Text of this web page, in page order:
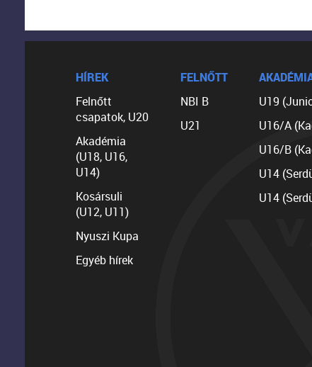
HÍREK
Felnőtt
csapatok, U20
Akadémia
(U18, U16,
U14)
Kosársuli
(U12, U11)
Nyuszi Kupa
Egyéb hírek
FELNŐTT
NBI B
U21
U19
U16/A
U16/B
U14
U14